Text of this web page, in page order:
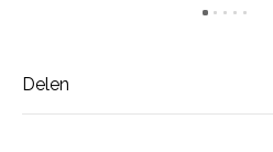
Delen